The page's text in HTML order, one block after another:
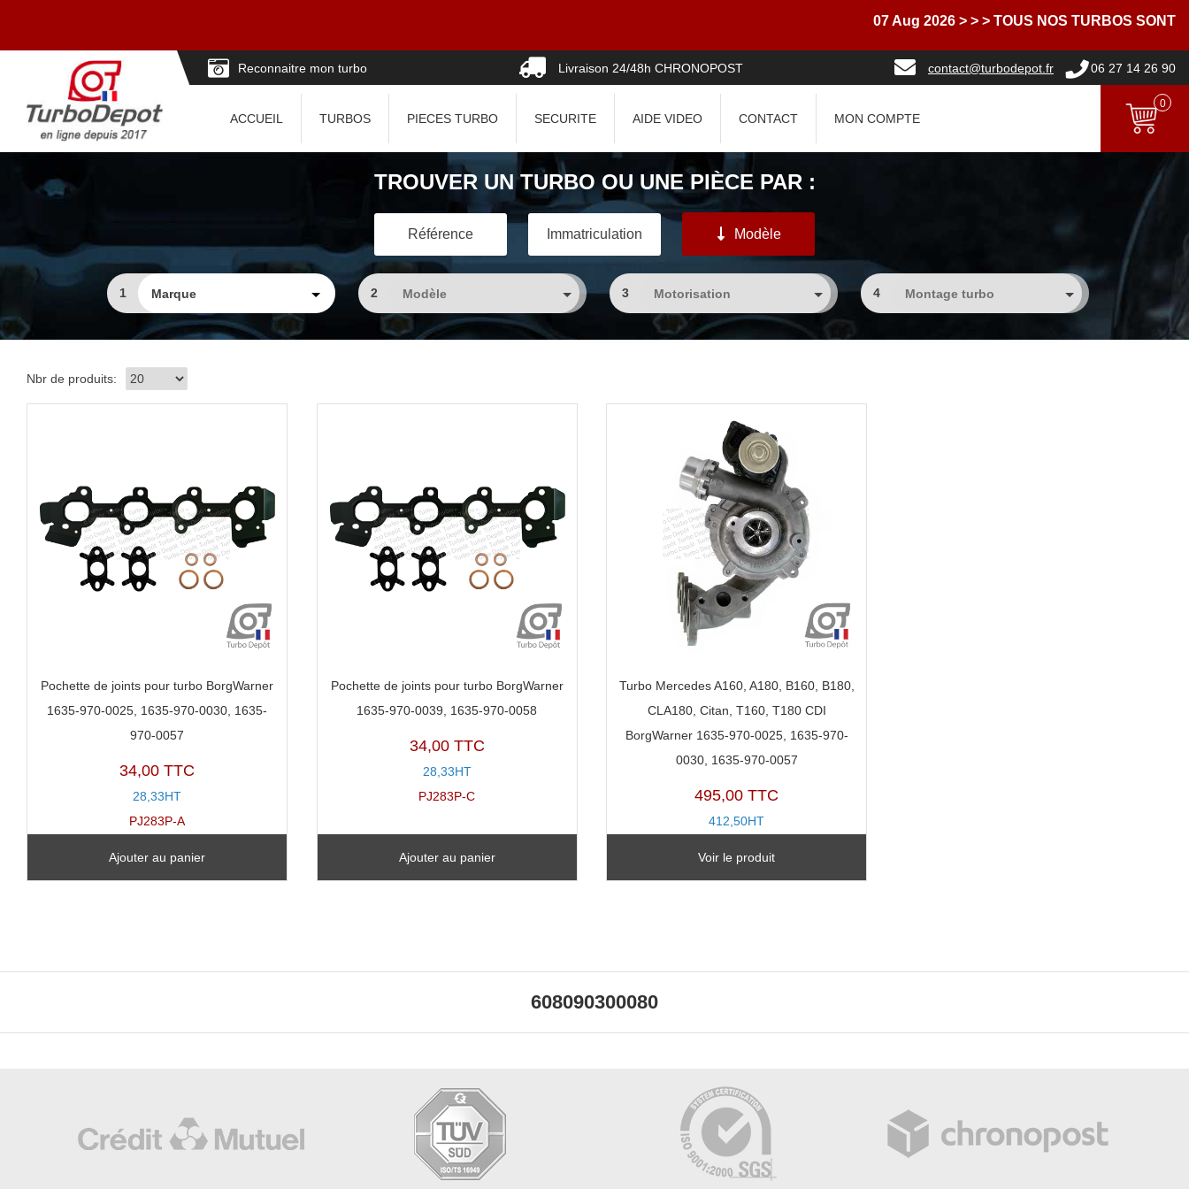
07 Aug 2026 > > > TOUS NOS TURBOS SONT
Reconnaitre mon turbo Livraison 24/48h CHRONOPOST contact@turbodepot.fr 06 27 14 26 90
ACCUEIL TURBOS PIECES TURBO SECURITE AIDE VIDEO CONTACT MON COMPTE
0
TROUVER UN TURBO OU UNE PIÈCE PAR :
Référence Immatriculation Modèle
1 2 3 4
Nbr de produits:
Pochette de joints pour turbo BorgWarner
1635-970-0025, 1635-970-0030, 1635-
970-0057
34,00 TTC
28,33HT
PJ283P-A
Ajouter au panier
Pochette de joints pour turbo BorgWarner
1635-970-0039, 1635-970-0058
34,00 TTC
28,33HT
PJ283P-C
Ajouter au panier
Turbo Mercedes A160, A180, B160, B180,
CLA180, Citan, T160, T180 CDI
BorgWarner 1635-970-0025, 1635-970-
0030, 1635-970-0057
495,00 TTC
412,50HT
Voir le produit
608090300080